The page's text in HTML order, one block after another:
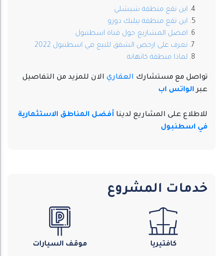
اين تقع منطقة شيشلي
اين تقع منطقة بيليك دوزو
افضل المشاريع حول قناة اسطنبول
تعرف على ارخص الشقق للبيع في اسطنبول 2022
لماذا منطقة كاتهانة
تواصل مع مستشارك العقاري الان للمزيد من التفاصيل
عبرالواتس اب
للاطلاع على المشاريع لدينا أفضل المناطق الاستثمارية
في اسطنبول
خدمات المشروع
كافتيريا موقف السيارات